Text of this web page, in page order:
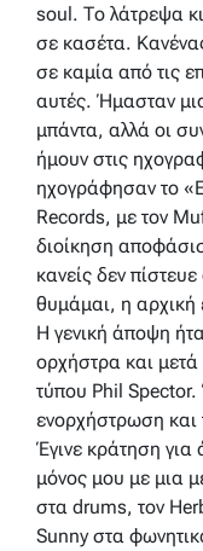
soul. Το λάτρεψα
σε κασέτα.
σε καμία από τις
αυτές. Ήμασταν
μπάντα, αλλά οι
ήμουν στις
ηχογράφησαν το
Records, με τον
διοίκηση
κανείς δεν
θυμάμαι, η αρχική
Η γενική άποψη
ορχήστρα και
τύπου Phil
ενορχήστρωση και
Έγινε κράτηση για
μόνος μου με μια
στα drums, τον
Sunny στα